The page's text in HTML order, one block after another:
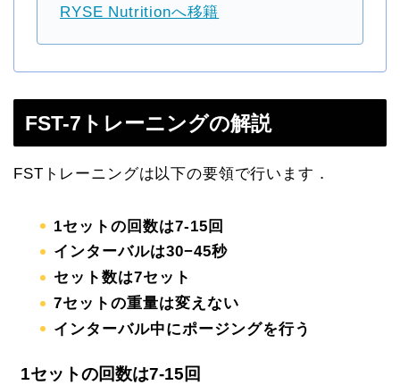
RYSE Nutritionへ移籍
FST-7トレーニングの解説
FSTトレーニングは以下の要領で行います．
1セットの回数は7-15回
インターバルは30−45秒
セット数は7セット
7セットの重量は変えない
インターバル中にポージングを行う
1セットの回数は7-15回